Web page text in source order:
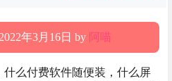
年3月16日 by 阿喵
什么付费软件随便装，什么屏